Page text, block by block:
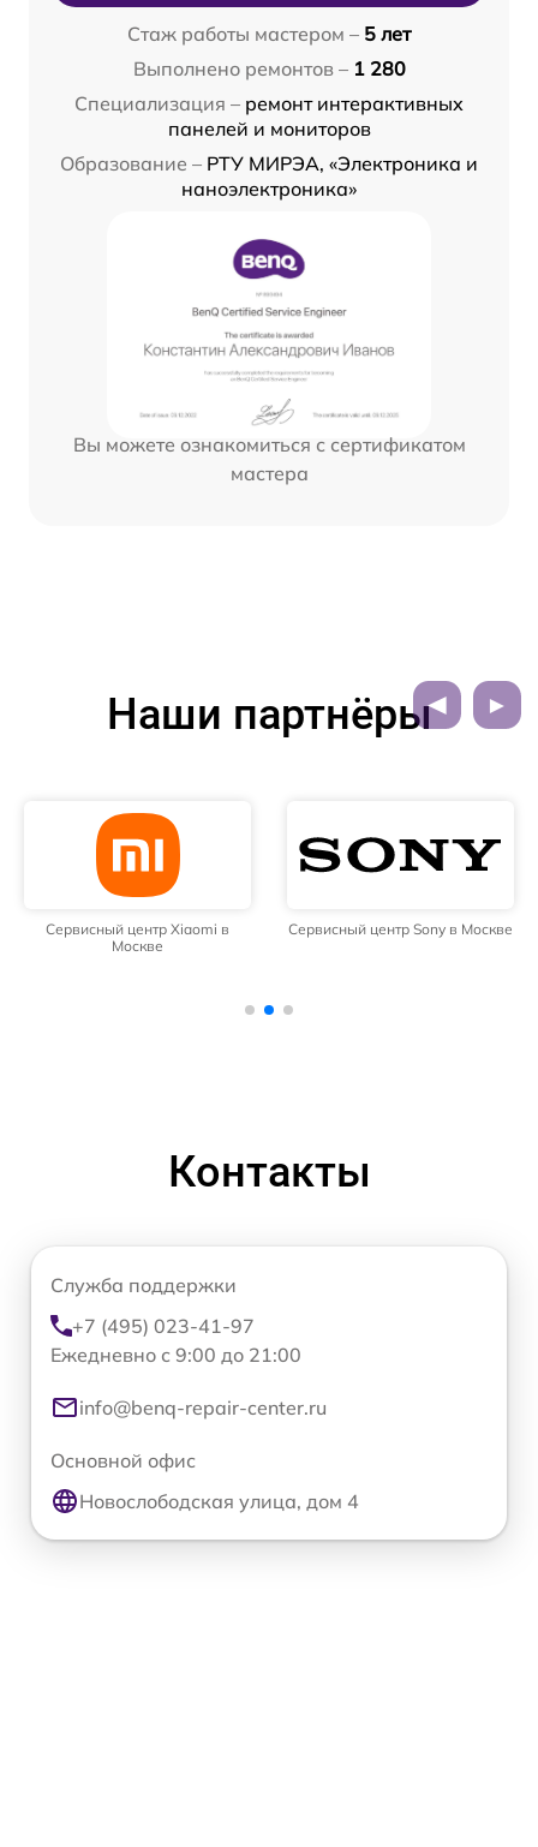
Стаж работы мастером – 5 лет
Выполнено ремонтов – 1 280
Специализация – ремонт интерактивных
панелей и мониторов
Образование – РТУ МИРЭА, «Электроника и
наноэлектроника»
Вы можете ознакомиться с сертификатом
мастера
Наши партнёры
Сервисный центр Xiaomi в
Москве
Сервисный центр Sony в Москве
Контакты
Служба поддержки
+7 (495) 023-41-97
Ежедневно с 9:00 до 21:00
info@benq-repair-center.ru
Основной офис
Новослободская улица, дом 4